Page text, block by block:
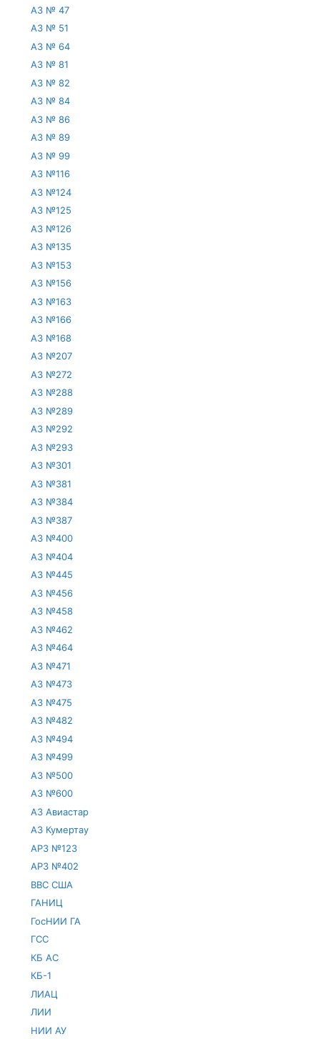
АЗ № 47
АЗ № 51
АЗ № 64
АЗ № 81
АЗ № 82
АЗ № 84
АЗ № 86
АЗ № 89
АЗ № 99
АЗ №116
АЗ №124
АЗ №125
АЗ №126
АЗ №135
АЗ №153
АЗ №156
АЗ №163
АЗ №166
АЗ №168
АЗ №207
АЗ №272
АЗ №288
АЗ №289
АЗ №292
АЗ №293
АЗ №301
АЗ №381
АЗ №384
АЗ №387
АЗ №400
АЗ №404
АЗ №445
АЗ №456
АЗ №458
АЗ №462
АЗ №464
АЗ №471
АЗ №473
АЗ №475
АЗ №482
АЗ №494
АЗ №499
АЗ №500
АЗ №600
АЗ Авиастар
АЗ Кумертау
АРЗ №123
АРЗ №402
ВВС США
ГАНИЦ
ГосНИИ ГА
ГСС
КБ АС
КБ-1
ЛИАЦ
ЛИИ
НИИ АУ